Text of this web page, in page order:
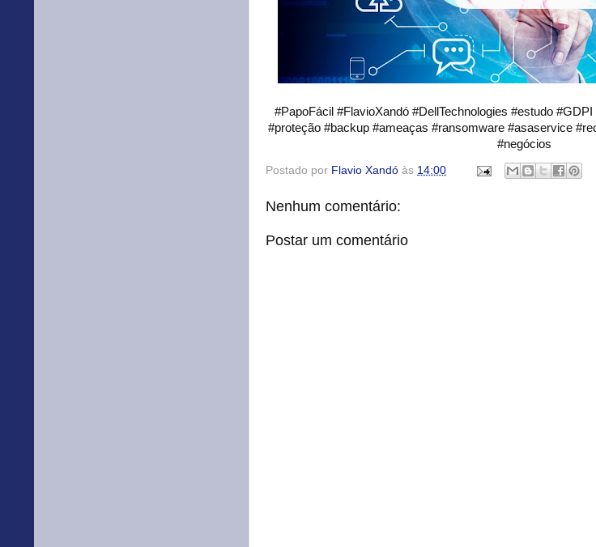
#PapoFácil #FlavioXandó #DellTechnologies #estudo
#proteção #backup #ameaças #ransomware #asaservice
#negócios
Postado por Flavio Xandó às 14:00
Nenhum comentário:
Postar um comentário